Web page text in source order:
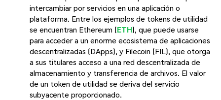
intercambiar por servicios en una aplicación o
plataforma. Entre los ejemplos de tokens de utilidad
se encuentran Ethereum (ETH), que puede usarse
para acceder a un enorme ecosistema de aplicaciones
descentralizadas (DApps), y Filecoin (FIL), que otorga
a sus titulares acceso a una red descentralizada de
almacenamiento y transferencia de archivos. El valor
de un token de utilidad se deriva del servicio
subyacente proporcionado.